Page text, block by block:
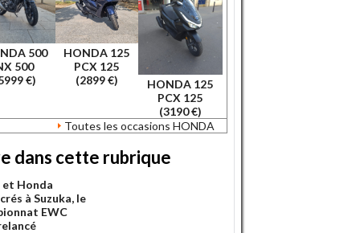
500
500
€)
HONDA 125
PCX 125
(2899 €)
HONDA 125
PCX 125
(3190 €)
Toutes les occasions HONDA
dans cette rubrique
et Honda
à Suzuka, le
EWC